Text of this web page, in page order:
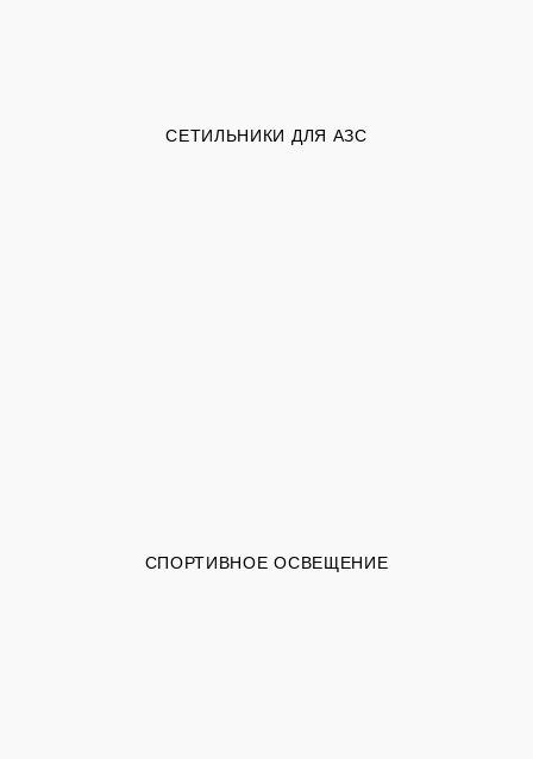
СЕТИЛЬНИКИ ДЛЯ АЗС
СПОРТИВНОЕ ОСВЕЩЕНИЕ